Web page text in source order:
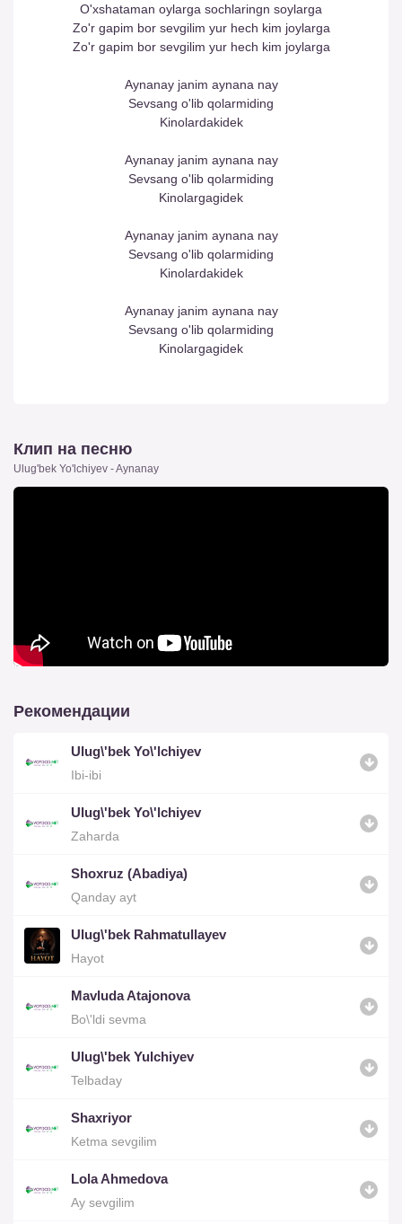
O'xshataman oylarga sochlaringn soylarga
Zo'r gapim bor sevgilim yur hech kim joylarga
Zo'r gapim bor sevgilim yur hech kim joylarga
Aynanay janim aynana nay
Sevsang o'lib qolarmiding
Kinolardakidek
Aynanay janim aynana nay
Sevsang o'lib qolarmiding
Kinolargagidek
Aynanay janim aynana nay
Sevsang o'lib qolarmiding
Kinolardakidek
Aynanay janim aynana nay
Sevsang o'lib qolarmiding
Kinolargagidek
Клип на песню
Ulug'bek Yo'lchiyev - Aynanay
Рекомендации
Ulug\'bek Yo\'lchiyev
Ibi-ibi
Ulug\'bek Yo\'lchiyev
Zaharda
Shoxruz (Abadiya)
Qanday ayt
Ulug\'bek Rahmatullayev
Hayot
Mavluda Atajonova
Bo\'ldi sevma
Ulug\'bek Yulchiyev
Telbaday
Shaxriyor
Ketma sevgilim
Lola Ahmedova
Ay sevgilim